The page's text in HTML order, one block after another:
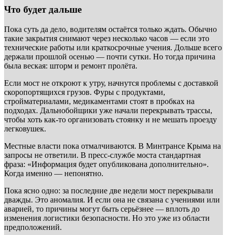
Что будет дальше
Пока суть да дело, водителям остаётся только ждать. Обычно
такие закрытия снимают через несколько часов — если это
технические работы или краткосрочные учения. Дольше всего
держали прошлой осенью — почти сутки. Но тогда причина
была веская: шторм и ремонт пролёта.
Если мост не откроют к утру, начнутся проблемы с доставкой
скоропортящихся грузов. Фуры с продуктами,
стройматериалами, медикаментами стоят в пробках на
подходах. Дальнобойщики уже начали перекрывать трассы,
чтобы хоть как-то организовать стоянку и не мешать проезду
легковушек.
Местные власти пока отмалчиваются. В Минтрансе Крыма на
запросы не ответили. В пресс-службе моста стандартная
фраза: «Информация будет опубликована дополнительно».
Когда именно — непонятно.
Пока ясно одно: за последние две недели мост перекрывали
дважды. Это аномалия. И если она не связана с учениями или
аварией, то причины могут быть серьёзнее — вплоть до
изменения логистики безопасности. Но это уже из области
предположений.